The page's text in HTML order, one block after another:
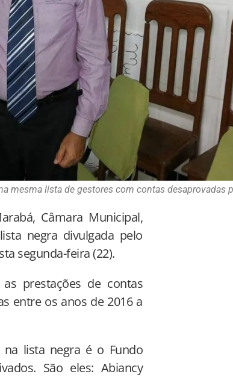
mesma lista de gestores com contas desaprovadas
Câmara Municipal,
negra divulgada pelo
segunda-feira (22).
prestações de contas
entre os anos de 2016 a
lista negra é o Fundo
São eles: Abiancy